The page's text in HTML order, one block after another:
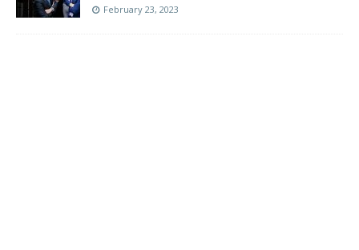
February 23, 2023